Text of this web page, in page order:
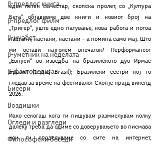
β-предлог книга
β-предлог филм
β-муабет
β-уметник на неделата
β-фактопедија
Бисери
Воздишки
Огледи и разгледи
Философски беседи
еден летен семестар, скопска пролет, со „Култура
Бета“ објавивме две книги и новиот број на
„Тригер“, уште едно патување, нова работа и потоа
настани, настани, настани – а помина само мај. Што
ми остави најголем впечаток? Перформансот
„Евнуси“ во изведба на бразилското дуо Ирмас
Бразил (Irmãs Brasil); Бразилски сестри кој го
гледав за време на фестивалот Скопје прајд викенд
2026.
Иако секогаш кога ти пишувам размислувам колку
далеку треба да одиме со доверувањето во писмава
кои ги споделуваме со сите на интернет,